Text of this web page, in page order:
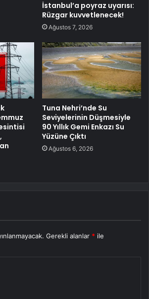
İstanbul’a poyraz uyarısı:
Rüzgar kuvvetlenecek!
Ağustos 7, 2026
Tuna Nehri’nde Su
Seviyelerinin Düşmesiyle
90 Yıllık Gemi Enkazı Su
Yüzüne Çıktı
Ağustos 6, 2026
Gerekli alanlar * ile